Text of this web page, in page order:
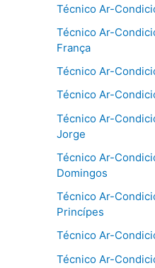
Técnico Ar-
Técnico Ar-
França
Técnico Ar-
Técnico Ar-
Técnico Ar-
Jorge
Técnico Ar-
Domingos
Técnico Ar-
Princípes
Técnico Ar-
Técnico Ar-